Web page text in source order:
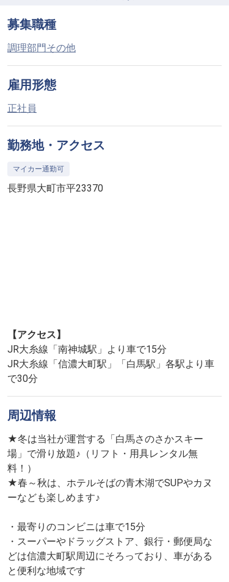
募集職種
調理部門その他
雇用形態
正社員
勤務地・アクセス
マイカー通勤可
長野県大町市平23370
【アクセス】
JR大糸線「南神城駅」より車で15分
JR大糸線「信濃大町駅」「白馬駅」各駅より車
で30分
周辺情報
★冬は当社が運営する「白馬さのさかスキー
場」で滑り放題♪（リフト・用具レンタル無
料！）
★春～秋は、ホテルそばの青木湖でSUPやカヌ
ーなども楽しめます♪
・最寄りのコンビニは車で15分
・スーパーやドラッグストア、銀行・郵便局な
どは信濃大町駅周辺にそろっており、車がある
と便利な地域です